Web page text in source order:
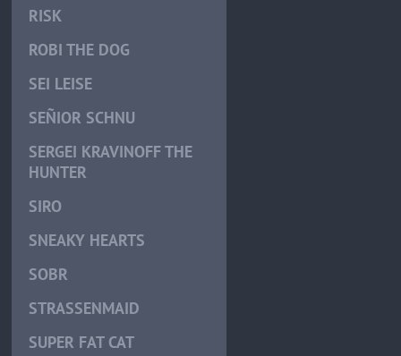
RISK
ROBI THE DOG
SEI LEISE
SEÑIOR SCHNU
SERGEI KRAVINOFF THE
HUNTER
SIRO
SNEAKY HEARTS
SOBR
STRASSENMAID
SUPER FAT CAT